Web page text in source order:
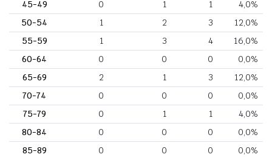
45-49
0 1 1
4,0%
50-54
1 2 3
12,0%
55-59
1 3 4
16,0%
60-64
0 0 0
0,0%
65-69
2 1 3
12,0%
70-74
0 0 0
0,0%
75-79
0 1 1
4,0%
80-84
0 0 0
0,0%
85-89
0 0 0
0,0%